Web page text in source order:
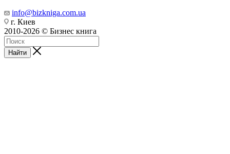
info@bizkniga.com.ua
г. Киев
2010-2026 © Бизнес книга
Найти